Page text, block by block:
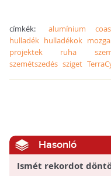
címkék: alumínium
hulladék hulladékok
projektek
ruha
szemétszedés sziget
Hasonló
Ismét rekordot